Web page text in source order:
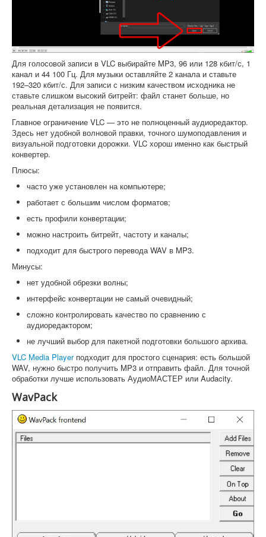
Для голосовой записи в VLC выбирайте MP3, 96 или 128 кбит/с, 1
канал и 44 100 Гц. Для музыки оставляйте 2 канала и ставьте
192–320 кбит/с. Для записи с низким качеством исходника не
ставьте слишком высокий битрейт: файл станет больше, но
реальная детализация не появится.
Главное ограничение VLC — это не полноценный аудиоредактор.
Здесь нет удобной волновой правки, точного шумоподавления и
визуальной подготовки дорожки. VLC хорош именно как быстрый
конвертер.
Плюсы:
часто уже установлен на компьютере;
работает с большим числом форматов;
есть профили конвертации;
можно настроить битрейт, частоту и каналы;
подходит для быстрого перевода WAV в MP3.
Минусы:
нет удобной обрезки волны;
интерфейс конвертации не самый очевидный;
сложно контролировать качество по сравнению с
аудиоредактором;
не лучший выбор для пакетной подготовки большого архива.
VLC Media Playerподходит для простого сценария: есть большой
WAV, нужно быстро получить MP3 и отправить файл. Для точной
обработки лучше использовать АудиоМАСТЕР или Audacity.
WavPack